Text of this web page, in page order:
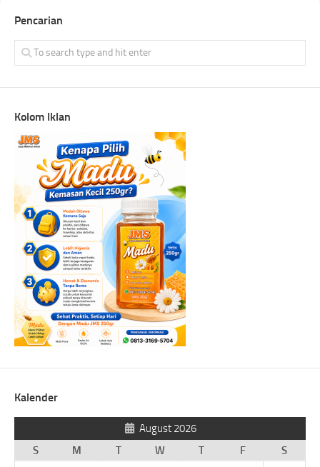
Pencarian
Kolom Iklan
Kalender
August 2026
S
M T W T F
S